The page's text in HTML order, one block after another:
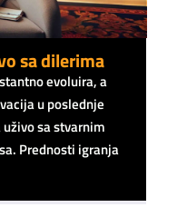
sa dilerima
evoluira, a
u poslednje
sa stvarnim
Prednosti igranja